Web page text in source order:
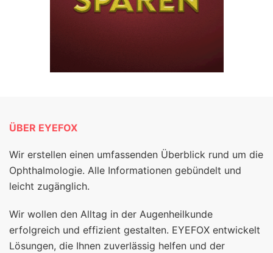
ÜBER EYEFOX
Wir erstellen einen umfassenden Überblick rund um die
Ophthalmologie. Alle Informationen gebündelt und
leicht zugänglich.
Wir wollen den Alltag in der Augenheilkunde
erfolgreich und effizient gestalten. EYEFOX entwickelt
Lösungen, die Ihnen zuverlässig helfen und der